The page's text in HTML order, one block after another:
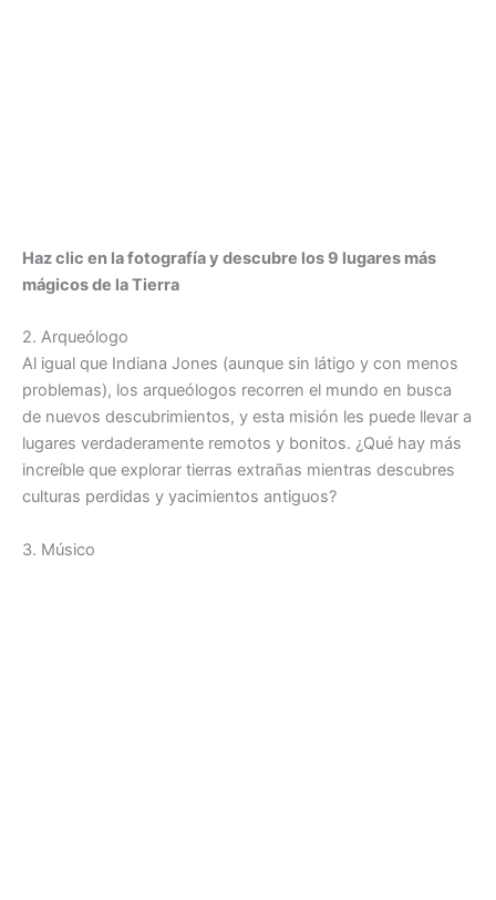
Haz clic en la fotografía y descubre los 9 lugares más
mágicos de la Tierra
2. Arqueólogo
Al igual que Indiana Jones (aunque sin látigo y con menos
problemas), los arqueólogos recorren el mundo en busca
de nuevos descubrimientos, y esta misión les puede llevar a
lugares verdaderamente remotos y bonitos. ¿Qué hay más
increíble que explorar tierras extrañas mientras descubres
culturas perdidas y yacimientos antiguos?
3. Músico